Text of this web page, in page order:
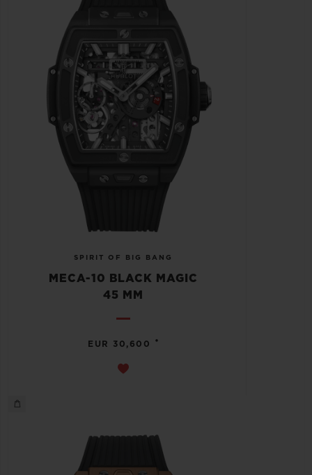
SPIRIT OF BIG BANG
MECA-10 BLACK MAGIC
45 MM
EUR 30,600 •